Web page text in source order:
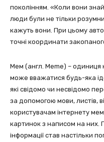
поколінням. «Коли вони
люди були не тільки
кажуть вони. При цьому
точні координати
Мем (англ. Meme) – одиниця
може вважатися будь-яка
які свідомо чи несвідомо
за допомогою мови, листів,
користувачам інтернету
картинок з написом на них.
інформації став настільки